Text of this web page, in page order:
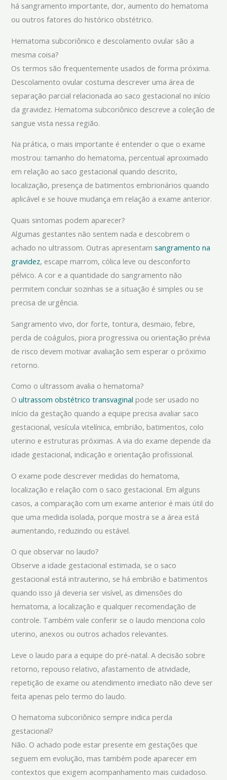
há sangramento importante, dor, aumento do hematoma
ou outros fatores do histórico obstétrico.
Hematoma subcoriônico e descolamento ovular são a
mesma coisa?
Os termos são frequentemente usados de forma próxima.
Descolamento ovular costuma descrever uma área de
separação parcial relacionada ao saco gestacional no início
da gravidez. Hematoma subcoriônico descreve a coleção de
sangue vista nessa região.
Na prática, o mais importante é entender o que o exame
mostrou: tamanho do hematoma, percentual aproximado
em relação ao saco gestacional quando descrito,
localização, presença de batimentos embrionários quando
aplicável e se houve mudança em relação a exame anterior.
Quais sintomas podem aparecer?
Algumas gestantes não sentem nada e descobrem o
achado no ultrassom. Outras apresentamsangramento na
gravidez, escape marrom, cólica leve ou desconforto
pélvico. A cor e a quantidade do sangramento não
permitem concluir sozinhas se a situação é simples ou se
precisa de urgência.
Sangramento vivo, dor forte, tontura, desmaio, febre,
perda de coágulos, piora progressiva ou orientação prévia
de risco devem motivar avaliação sem esperar o próximo
retorno.
Como o ultrassom avalia o hematoma?
Oultrassom obstétrico transvaginal pode ser usado no
início da gestação quando a equipe precisa avaliar saco
gestacional, vesícula vitelínica, embrião, batimentos, colo
uterino e estruturas próximas. A via do exame depende da
idade gestacional, indicação e orientação profissional.
O exame pode descrever medidas do hematoma,
localização e relação com o saco gestacional. Em alguns
casos, a comparação com um exame anterior é mais útil do
que uma medida isolada, porque mostra se a área está
aumentando, reduzindo ou estável.
O que observar no laudo?
Observe a idade gestacional estimada, se o saco
gestacional está intrauterino, se há embrião e batimentos
quando isso já deveria ser visível, as dimensões do
hematoma, a localização e qualquer recomendação de
controle. Também vale conferir se o laudo menciona colo
uterino, anexos ou outros achados relevantes.
Leve o laudo para a equipe do pré-natal. A decisão sobre
retorno, repouso relativo, afastamento de atividade,
repetição de exame ou atendimento imediato não deve ser
feita apenas pelo termo do laudo.
O hematoma subcoriônico sempre indica perda
gestacional?
Não. O achado pode estar presente em gestações que
seguem em evolução, mas também pode aparecer em
contextos que exigem acompanhamento mais cuidadoso.